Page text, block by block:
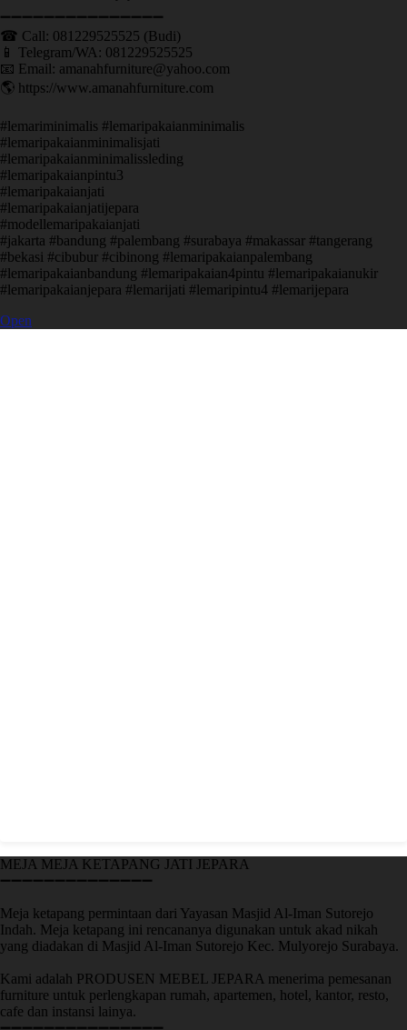
➖➖➖➖➖➖➖➖➖➖➖➖➖➖➖ ㅤ
☎ Call: 081229525525 (Budi)
📱 Telegram/WA: 081229525525
📧 Email: amanahfurniture@yahoo.com
🌎 https://www.amanahfurniture.com
#lemariminimalis #lemaripakaianminimalis
#lemaripakaianminimalisjati
#lemaripakaianminimalissleding
#lemaripakaianpintu3
#lemaripakaianjati
#lemaripakaianjatijepara
#modellemaripakaianjati
#jakarta #bandung #palembang #surabaya #makassar #tangerang
#bekasi #cibubur #cibinong #lemaripakaianpalembang
#lemaripakaianbandung #lemaripakaian4pintu #lemaripakaianukir
#lemaripakaianjepara #lemarijati #lemaripintu4 #lemarijepara
Open
MEJA MEJA KETAPANG JATI JEPARA
➖➖➖➖➖➖➖➖➖➖➖➖➖➖
Meja ketapang permintaan dari Yayasan Masjid Al-Iman Sutorejo
Indah. Meja ketapang ini rencananya digunakan untuk akad nikah
yang diadakan di Masjid Al-Iman Sutorejo Kec. Mulyorejo Surabaya.
Kami adalah PRODUSEN MEBEL JEPARA menerima pemesanan
furniture untuk perlengkapan rumah, apartemen, hotel, kantor, resto,
cafe dan instansi lainya.